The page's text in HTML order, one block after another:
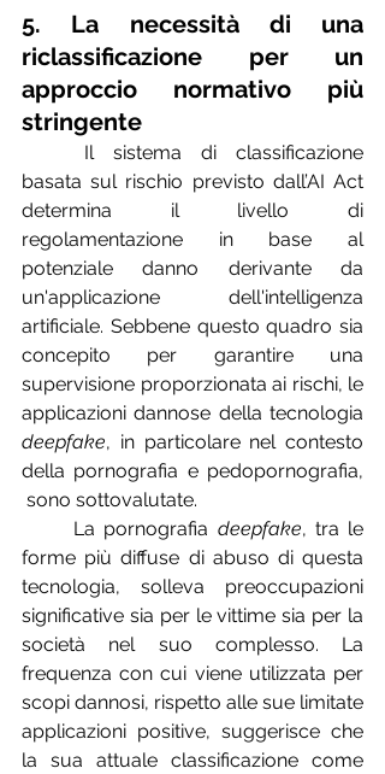
5. La necessità di una
riclassificazione per un
approccio normativo più
stringente
basata sul rischio previsto dall’AI Act
determina il livello di
regolamentazione in base al
potenziale danno derivante da
un'applicazione dell'intelligenza
artificiale. Sebbene questo quadro sia
concepito per garantire una
supervisione proporzionata ai rischi, le
deepfake, in particolare nel contesto
della pornografia e pedopornografia,
sono sottovalutate.
	La pornografia
deepfake, tra le
forme più diffuse di abuso di questa
tecnologia, solleva preoccupazioni
significative sia per le vittime sia per la
società nel suo complesso. La
frequenza con cui viene utilizzata per
scopi dannosi, rispetto alle sue limitate
applicazioni positive, suggerisce che
la sua attuale classificazione come